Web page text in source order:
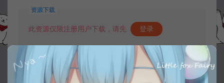
资源下载
此资源仅限注册用户下载，请先 登录